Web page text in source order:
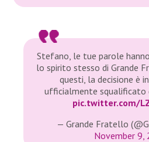
Stefano, le tue parole
lo spirito stesso di Grande
questi, la decisione è
ufficialmente squalificato
pic.twitter.com/
— Grande Fratello
November 9,